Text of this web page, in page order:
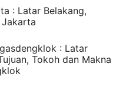
: Latar Belakang,
Jakarta
: Latar
Tokoh dan Makna